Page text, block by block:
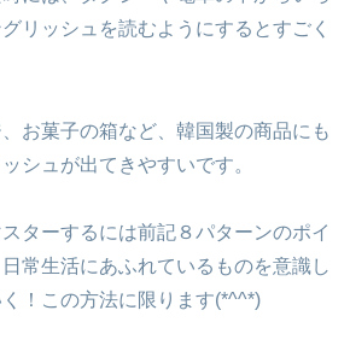
リッシュを読むようにするとすごく
お菓子の箱など、韓国製の商品にも
シュが出てきやすいです。
ターするには前記８パターンのポイ
常生活にあふれているものを意識し
！この方法に限ります(*^^*)